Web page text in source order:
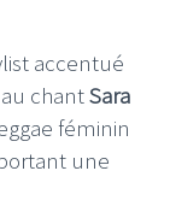
accentué
chantSara
féminin
une